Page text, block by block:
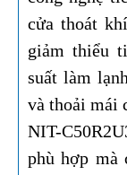
cửa thoát
giảm thiểu
suất làm
và thoải mái
NIT-
phù hợp mà